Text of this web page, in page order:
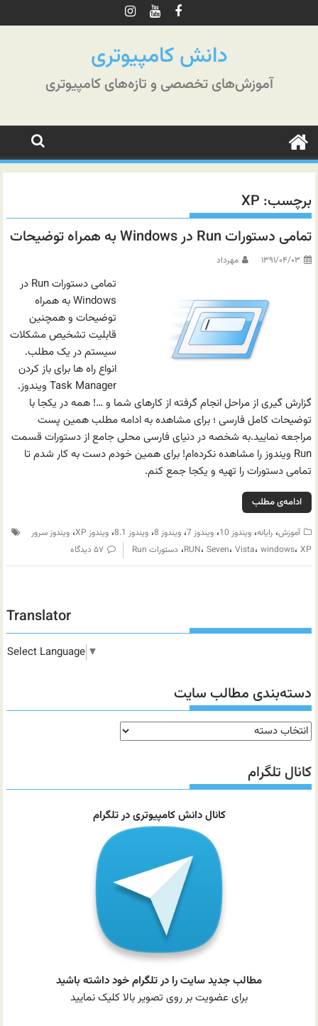
به
دانش کامپیوتری
آموزش‌های تخصصی و تازه‌های کامپیوتری
برچسب: XP
تمامی دستورات Run در Windows به همراه توضیحات
۱۳۹۱/۰۴/۰۳ مهرداد
تمامی دستورات Run در
Windows به همراه
توضیحات و همچنین
قابلیت تشخیص مشکلات
سیستم در یک مطلب.
انواع راه ها برای باز کردن
Task Manager ویندوز.
گزارش گیری از مراحل انجام گرفته از کارهای شما و …! همه در یکجا با
توضیحات کامل فارسی ؛ برای مشاهده به ادامه مطلب همین پست
مراجعه نمایید.به شخصه در دنیای فارسی محلی جامع از دستورات قسمت
Run ویندوز را مشاهده نکرده‌ام! برای همین خودم دست به کار شدم تا
تمامی دستورات را تهیه و یکجا جمع کنم.
ادامه‌ی مطلب
آموزش،رایانه،ویندوز 10 ،ویندوز 7 ،ویندوز 8 ،ویندوز 8.1 ،ویندوز XP ،ویندوز سرور
RUN، Seven، Vista، windows، XP ، دستورات Run ۵۷ دیدگاه
Translator
Select Language ▼
دسته‌بندی مطالب سایت
دسته‌بندی
مطالب
سایت
کانال تلگرام
کانال دانش کامپیوتری در تلگرام
مطالب جدید سایت را در تلگرام خود داشته باشید
برای عضویت بر روی تصویر بالا کلیک نمایید